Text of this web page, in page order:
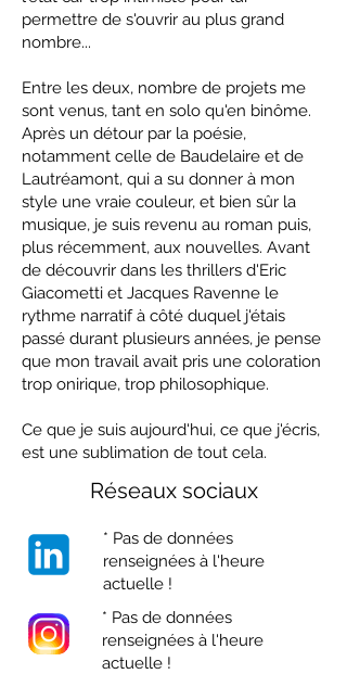
permettre de s'ouvrir au plus grand
nombre...
​Entre les deux, nombre de projets me
sont venus, tant en solo qu'en binôme.
Après un détour par la poésie,
notamment celle de Baudelaire et de
Lautréamont, qui a su donner à mon
style une vraie couleur, et bien sûr la
musique, je suis revenu au roman puis,
plus récemment, aux nouvelles. Avant
de découvrir dans les thrillers d'Eric
Giacometti et Jacques Ravenne le
rythme narratif à côté duquel j'étais
passé durant plusieurs années, je pense
que mon travail avait pris une coloration
trop onirique, trop philosophique.
Ce que je suis aujourd'hui, ce que j'écris,
est une sublimation de tout cela.
Réseaux sociaux
* Pas de données
renseignées à l'heure
actuelle !
* Pas de données
renseignées à l'heure
actuelle !